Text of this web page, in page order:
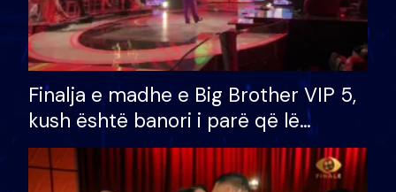
Finalja e madhe e Big Brother VIP 5,
kush është banori i parë që lë
shtëpinë dhe humb mundësinë për
të fituar çmimin e madh